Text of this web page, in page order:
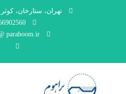
تهران، ستارخان، کوثر
info @ parahoom.ir